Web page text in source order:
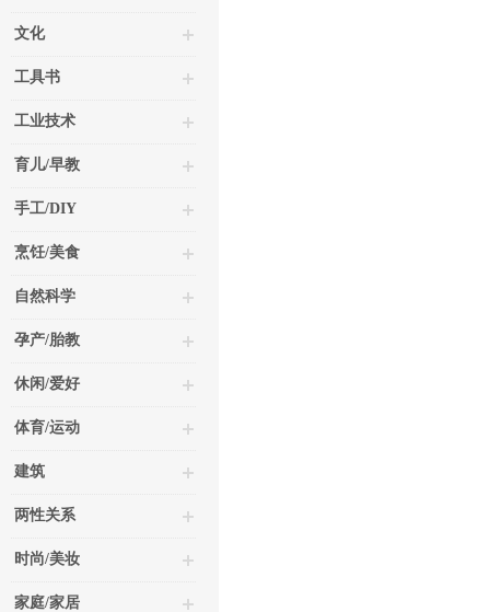
文化
工具书
工业技术
育儿/早教
手工/DIY
烹饪/美食
自然科学
孕产/胎教
休闲/爱好
体育/运动
建筑
两性关系
时尚/美妆
家庭/家居